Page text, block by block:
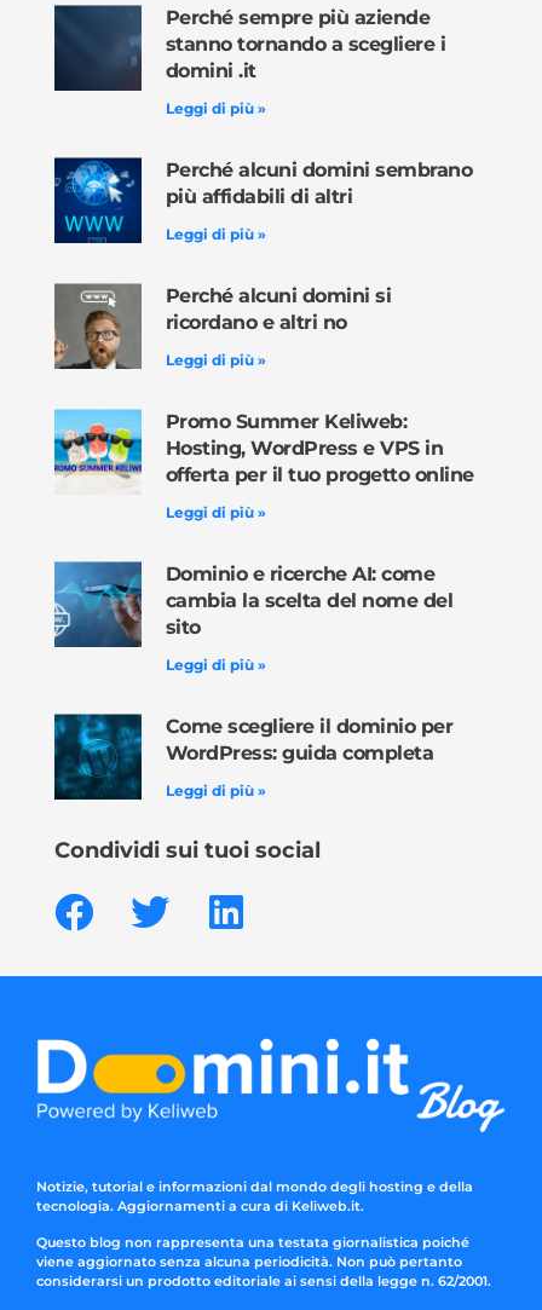
Perché sempre più aziende
stanno tornando a scegliere i
domini .it
Leggi di più »
Perché alcuni domini sembrano
più affidabili di altri
Leggi di più »
Perché alcuni domini si
ricordano e altri no
Leggi di più »
Promo Summer Keliweb:
Hosting, WordPress e VPS in
offerta per il tuo progetto online
Leggi di più »
Dominio e ricerche AI: come
cambia la scelta del nome del
sito
Leggi di più »
Come scegliere il dominio per
WordPress: guida completa
Leggi di più »
Condividi sui tuoi social
Notizie, tutorial e informazioni dal mondo degli hosting e della
tecnologia. Aggiornamenti a cura di Keliweb.it.
Questo blog non rappresenta una testata giornalistica poiché
viene aggiornato senza alcuna periodicità. Non può pertanto
considerarsi un prodotto editoriale ai sensi della legge n. 62/2001.